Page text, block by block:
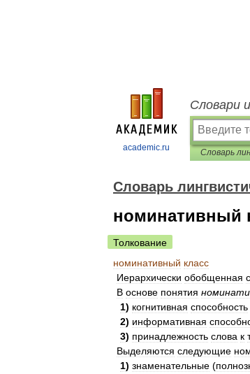
academic.ru
Словари
Словарь
номинативный
Толкование
номинативный класс
Иерархически обобщенная
В основе понятия
1) когнитивная способность
2) информативная
3) принадлежность слова к
Выделяются следующие
1) знаменательные (